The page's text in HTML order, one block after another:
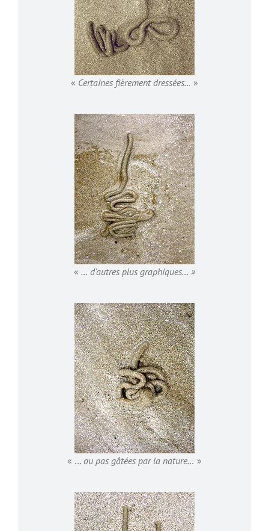
« Certaines fièrement dressées… »
« … d’autres plus graphiques… »
« … ou pas gâtées par la nature… »